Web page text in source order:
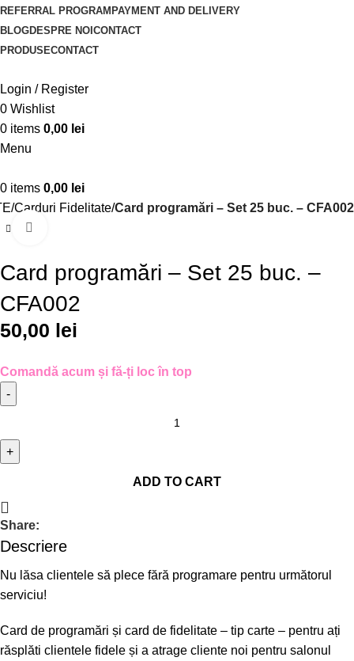
REFERRAL PROGRAM PAYMENT AND DELIVERY
BLOGDESPRE NOI CONTACT
PRODUSECONTACT
Login / Register
0 Wishlist
0 items 0,00 lei
Menu
0 items 0,00 lei
Carduri Fidelitate Card programări – Set 25 buc. – CFA002
Card programări – Set 25 buc. –
CFA002
50,00 lei
Comandă acum și fă-ți loc în top
ADD TO CART
Share:
Descriere
Nu lăsa clientele să plece fără programare pentru următorul
serviciu!
Card de programări și card de fidelitate – tip carte – pentru ați
răsplăti clientele fidele și a atrage cliente noi pentru salonul